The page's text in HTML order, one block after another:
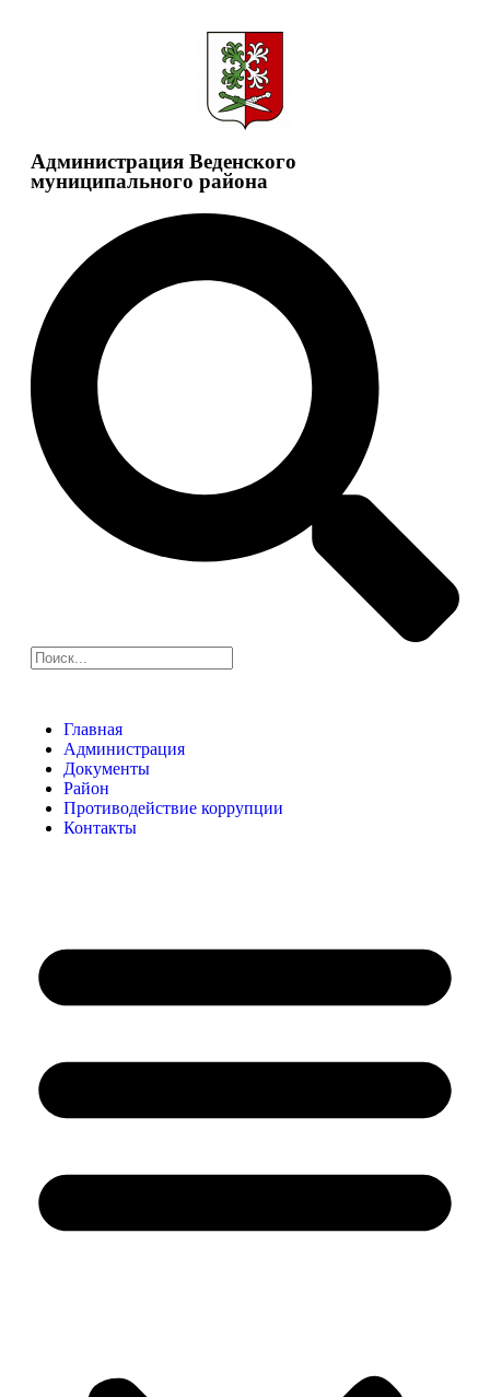
Администрация Веденского
муниципального района
Главная
Администрация
Документы
Район
Противодействие коррупции
Контакты